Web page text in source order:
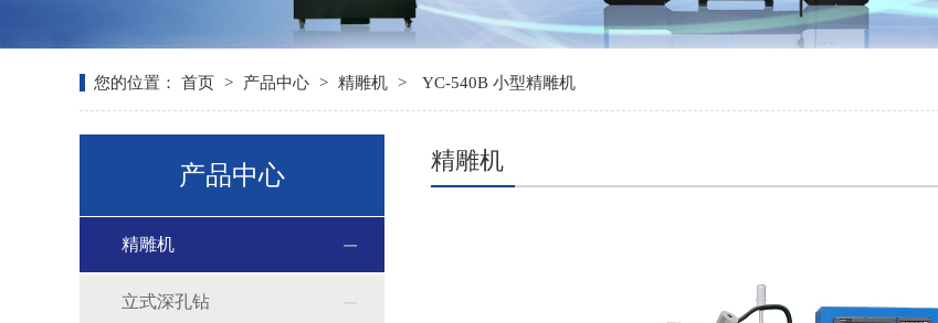
您的位置： 首页 > 产品中心 > 精雕机 > YC-540B 小型精雕机
产品中心
精雕机
立式深孔钻
精雕机